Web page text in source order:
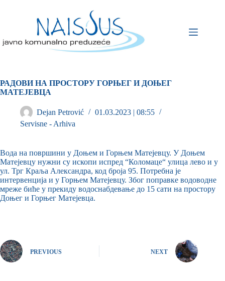
РАДОВИ НА ПРОСТОРУ ГОРЊЕГ И ДОЊЕГ
МАТЕЈЕВЦА
Dejan Petrović
01.03.2023 | 08:55
Servisne - Arhiva
Вода на површини у Доњем и Горњем Матејевцу. У Доњем
Матејевцу нужни су ископи испред “Коломаце“ улица лево и у
ул. Трг Краља Александра, код броја 95. Потребна је
интервенција и у Горњем Матејевцу. Због поправке водоводне
мреже биће у прекиду водоснабдевање до 15 сати на простору
Доњег и Горњег Матејевца.
PREVIOUS NEXT